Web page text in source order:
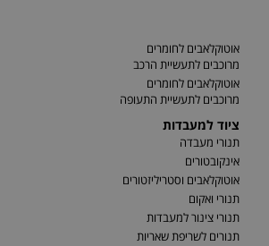
אוטוקלאבים לחומרים
מרוכבים לתעשיית הרכב
אוטוקלאבים לחומרים
מרוכבים לתעשיית התעופה
ציוד למעבדות
תנורי מעבדה
אינקובטורים
אוטוקלאבים וסטריליזטורים
תנורי ואקום
תנורי צינור למעבדות
תנורים לשריפת שאריות